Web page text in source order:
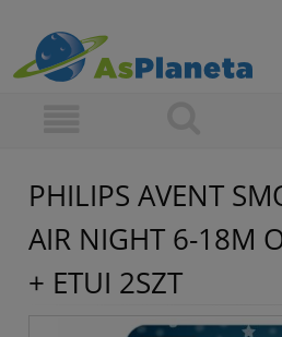
PHILIPS AVENT
AIR NIGHT 6-18M
+ ETUI 2SZT